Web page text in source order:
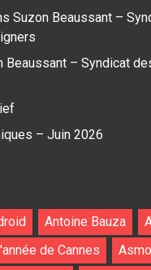
Suzon Beaussant –
Beaussant – Syndicat
– Juin 2026
Antoine Bauza
de Cannes